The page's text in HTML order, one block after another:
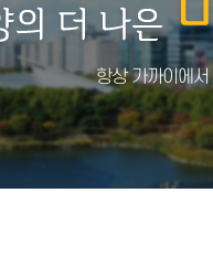
항상 가까이에